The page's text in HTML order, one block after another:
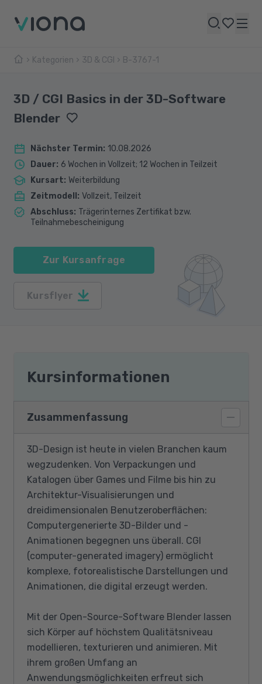
Kategorien 3D & CGI B-3767-1
3D / CGI Basics in der 3D-Software
Blender
Nächster Termin: 10.08.2026
Dauer: 6 Wochen in Vollzeit; 12 Wochen in Teilzeit
Kursart: Weiterbildung
Zeitmodell : Vollzeit, Teilzeit
Abschluss: Trägerinternes Zertifikat bzw.
Teilnahmebescheinigung
Zur Kursanfrage
Kursflyer
Kursinformationen
Zusammenfassung
3D-Design ist heute in vielen Branchen kaum
wegzudenken. Von Verpackungen und
Katalogen über Games und Filme bis hin zu
Architektur-Visualisierungen und
dreidimensionalen Benutzeroberflächen:
Computergenerierte 3D-Bilder und -
Animationen begegnen uns überall. CGI
(computer-generated imagery) ermöglicht
komplexe, fotorealistische Darstellungen und
Animationen, die digital erzeugt werden.
Mit der Open-Source-Software Blender lassen
sich Körper auf höchstem Qualitätsniveau
modellieren, texturieren und animieren. Mit
ihrem großen Umfang an
Anwendungsmöglichkeiten erfreut sich